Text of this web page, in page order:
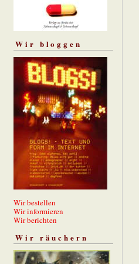
Wir bloggen
Wir bestellen
Wir informieren
Wir berichten
Wir räuchern